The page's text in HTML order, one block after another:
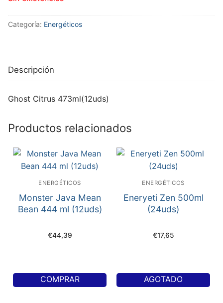
Categoría: Energéticos
Descripción
Ghost Citrus 473ml(12uds)
Productos relacionados
ENERGÉTICOS
Monster Java Mean
Bean 444 ml (12uds)
€44,39
COMPRAR
ENERGÉTICOS
Eneryeti Zen 500ml
(24uds)
€17,65
AGOTADO